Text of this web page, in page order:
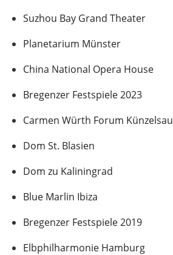
Suzhou Bay Grand Theater
Planetarium Münster
China National Opera House
Bregenzer Festspiele 2023
Carmen Würth Forum Künzelsau
Dom St. Blasien
Dom zu Kaliningrad
Blue Marlin Ibiza
Bregenzer Festspiele 2019
Elbphilharmonie Hamburg